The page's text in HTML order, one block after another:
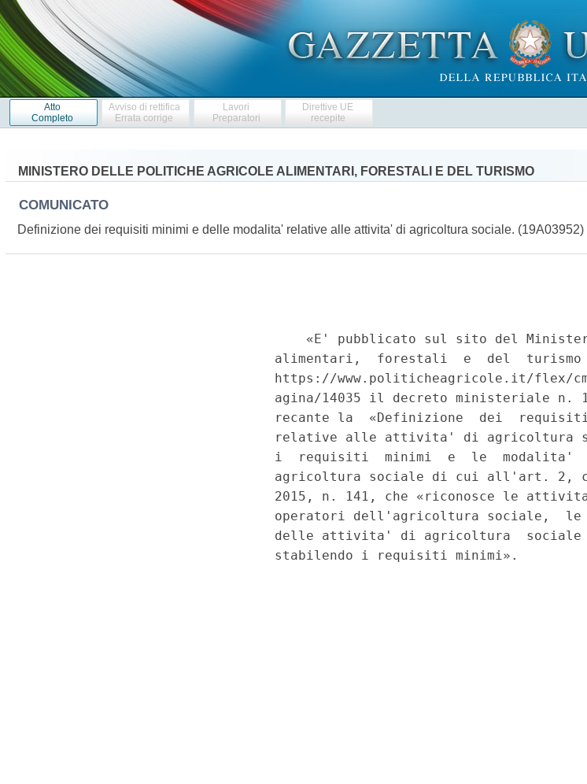
Atto
Completo
Avviso di rettifica
Errata corrige
Lavori
Preparatori
Direttive UE
recepite
MINISTERO DELLE POLITICHE AGRICOLE ALIMENTARI, FORESTALI E DEL TURISMO
COMUNICATO
Definizione dei requisiti minimi e delle modalita' relative alle attivita' di agricoltura sociale. (19A03952)